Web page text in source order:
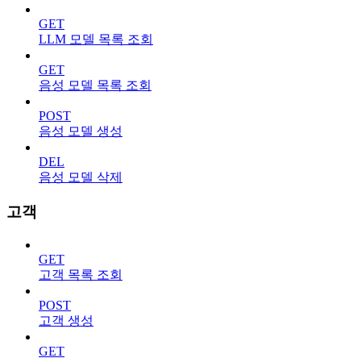
GET
LLM 모델 목록 조회
GET
음성 모델 목록 조회
POST
음성 모델 생성
DEL
음성 모델 삭제
고객
GET
고객 목록 조회
POST
고객 생성
GET